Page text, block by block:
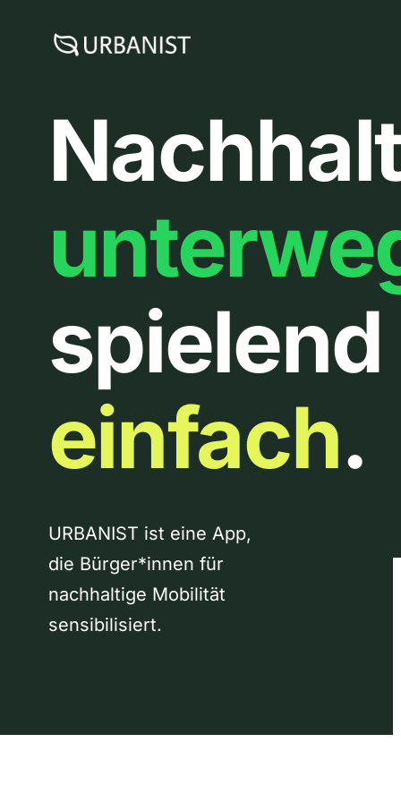
spielend
einfach.
URBANIST ist eine App,
die Bürger*innen für
nachhaltige Mobilität
sensibilisiert.